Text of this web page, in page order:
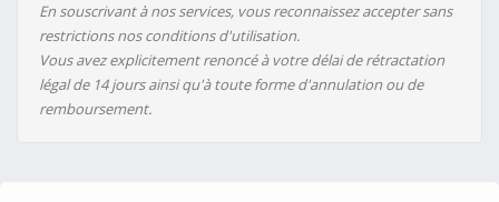
En souscrivant à nos services, vous reconnaissez accepter sans
restrictions nos conditions d'utilisation.
Vous avez explicitement renoncé à votre délai de rétractation
légal de 14 jours ainsi qu'à toute forme d'annulation ou de
remboursement.